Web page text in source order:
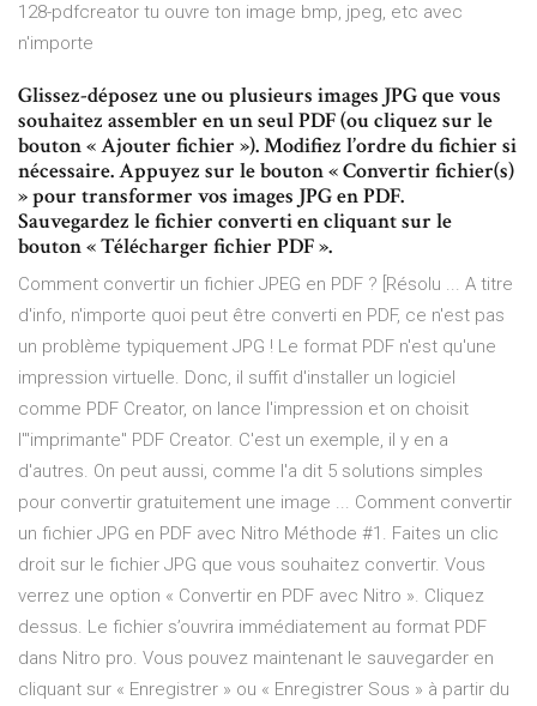
128-pdfcreator tu ouvre ton image bmp, jpeg, etc avec
n'importe
Glissez-déposez une ou plusieurs images JPG que vous
souhaitez assembler en un seul PDF (ou cliquez sur le
bouton « Ajouter fichier »). Modifiez l’ordre du fichier si
nécessaire. Appuyez sur le bouton « Convertir fichier(s)
» pour transformer vos images JPG en PDF.
Sauvegardez le fichier converti en cliquant sur le
bouton « Télécharger fichier PDF ».
Comment convertir un fichier JPEG en PDF ? [Résolu ... A titre
d'info, n'importe quoi peut être converti en PDF, ce n'est pas
un problème typiquement JPG ! Le format PDF n'est qu'une
impression virtuelle. Donc, il suffit d'installer un logiciel
comme PDF Creator, on lance l'impression et on choisit
l'"imprimante" PDF Creator. C'est un exemple, il y en a
d'autres. On peut aussi, comme l'a dit 5 solutions simples
pour convertir gratuitement une image ... Comment convertir
un fichier JPG en PDF avec Nitro Méthode #1. Faites un clic
droit sur le fichier JPG que vous souhaitez convertir. Vous
verrez une option « Convertir en PDF avec Nitro ». Cliquez
dessus. Le fichier s’ouvrira immédiatement au format PDF
dans Nitro pro. Vous pouvez maintenant le sauvegarder en
cliquant sur « Enregistrer » ou « Enregistrer Sous » à partir du